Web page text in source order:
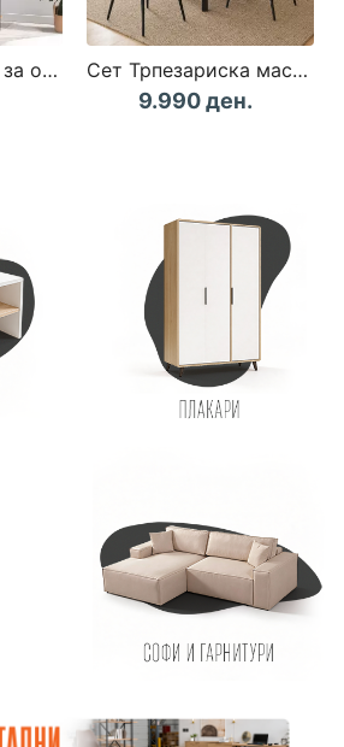
Подна закачалка за облека НЕРИСА Даб/Црна Сет Трпезариска маса + 4 столици КАРПЕТ
9.990 ден.